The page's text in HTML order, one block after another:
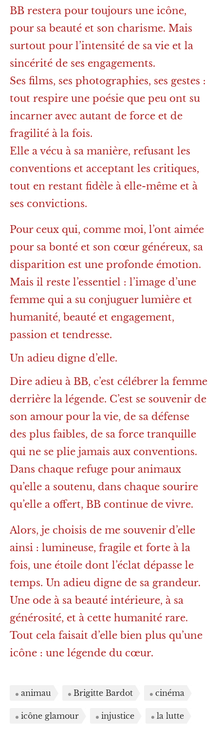
BB restera pour toujours une icône,
pour sa beauté et son charisme. Mais
surtout pour l’intensité de sa vie et la
sincérité de ses engagements.
Ses films, ses photographies, ses gestes :
tout respire une poésie que peu ont su
incarner avec autant de force et de
fragilité à la fois.
Elle a vécu à sa manière, refusant les
conventions et acceptant les critiques,
tout en restant fidèle à elle-même et à
ses convictions.
Pour ceux qui, comme moi, l’ont aimée
pour sa bonté et son cœur généreux, sa
disparition est une profonde émotion.
Mais il reste l’essentiel : l’image d’une
femme qui a su conjuguer lumière et
humanité, beauté et engagement,
passion et tendresse.
Un adieu digne d’elle.
Dire adieu à BB, c’est célébrer la femme
derrière la légende. C’est se souvenir de
son amour pour la vie, de sa défense
des plus faibles, de sa force tranquille
qui ne se plie jamais aux conventions.
Dans chaque refuge pour animaux
qu’elle a soutenu, dans chaque sourire
qu’elle a offert, BB continue de vivre.
Alors, je choisis de me souvenir d’elle
ainsi : lumineuse, fragile et forte à la
fois, une étoile dont l’éclat dépasse le
temps. Un adieu digne de sa grandeur.
Une ode à sa beauté intérieure, à sa
générosité, et à cette humanité rare.
Tout cela faisait d’elle bien plus qu’une
icône : une légende du cœur.
animau Brigitte Bardot cinéma
icône glamour injustice la lutte